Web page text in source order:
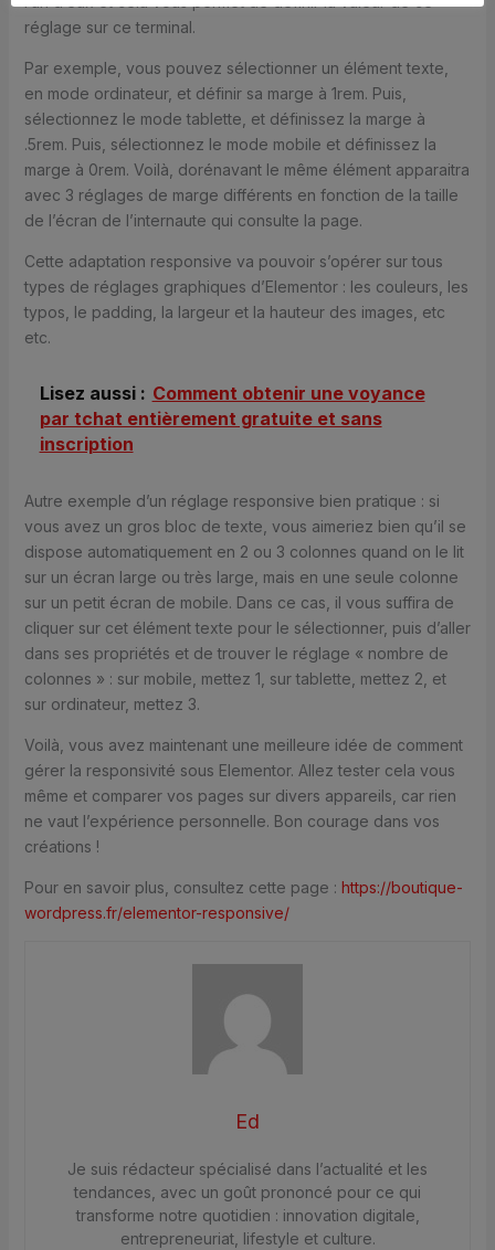
réglage sur ce terminal.
Par exemple, vous pouvez sélectionner un élément texte,
en mode ordinateur, et définir sa marge à 1rem. Puis,
sélectionnez le mode tablette, et définissez la marge à
.5rem. Puis, sélectionnez le mode mobile et définissez la
marge à 0rem. Voilà, dorénavant le même élément apparaitra
avec 3 réglages de marge différents en fonction de la taille
de l’écran de l’internaute qui consulte la page.
Cette adaptation responsive va pouvoir s’opérer sur tous
types de réglages graphiques d’Elementor : les couleurs, les
typos, le padding, la largeur et la hauteur des images, etc
etc.
Lisez aussi : Comment obtenir une voyance
par tchat entièrement gratuite et sans
inscription
Autre exemple d’un réglage responsive bien pratique : si
vous avez un gros bloc de texte, vous aimeriez bien qu’il se
dispose automatiquement en 2 ou 3 colonnes quand on le lit
sur un écran large ou très large, mais en une seule colonne
sur un petit écran de mobile. Dans ce cas, il vous suffira de
cliquer sur cet élément texte pour le sélectionner, puis d’aller
dans ses propriétés et de trouver le réglage « nombre de
colonnes » : sur mobile, mettez 1, sur tablette, mettez 2, et
sur ordinateur, mettez 3.
Voilà, vous avez maintenant une meilleure idée de comment
gérer la responsivité sous Elementor. Allez tester cela vous
même et comparer vos pages sur divers appareils, car rien
ne vaut l’expérience personnelle. Bon courage dans vos
créations !
Pour en savoir plus, consultez cette page : https://boutique-
wordpress.fr/elementor-responsive/
Ed
Je suis rédacteur spécialisé dans l’actualité et les
tendances, avec un goût prononcé pour ce qui
transforme notre quotidien : innovation digitale,
entrepreneuriat, lifestyle et culture.